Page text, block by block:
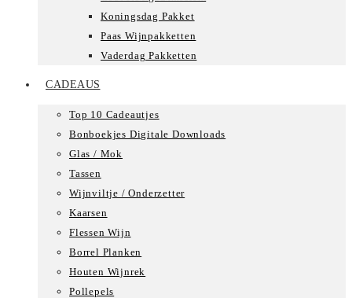
Koningsdag Pakket
Paas Wijnpakketten
Vaderdag Pakketten
CADEAUS
Top 10 Cadeautjes
Bonboekjes Digitale Downloads
Glas / Mok
Tassen
Wijnviltje / Onderzetter
Kaarsen
Flessen Wijn
Borrel Planken
Houten Wijnrek
Pollepels